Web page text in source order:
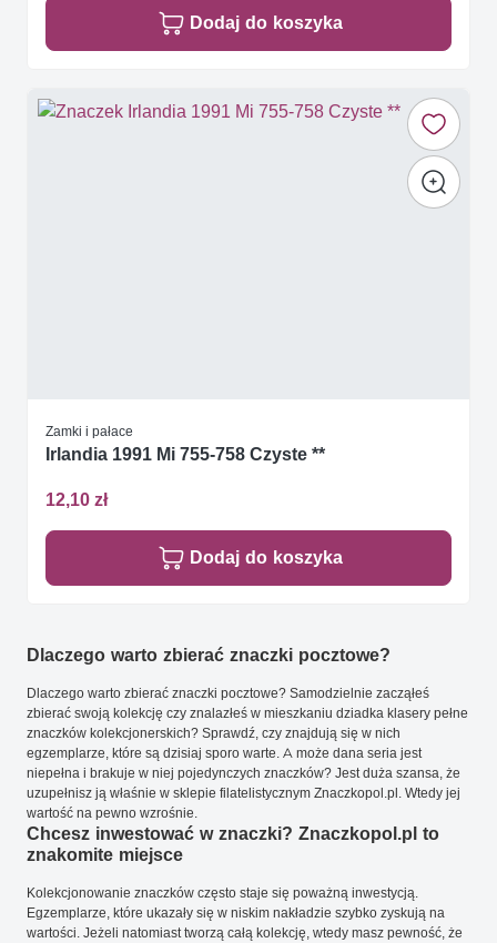
Dodaj do koszyka
Zamki i pałace
Irlandia 1991 Mi 755-758 Czyste **
12,10 zł
Dodaj do koszyka
Dlaczego warto zbierać znaczki pocztowe?
Dlaczego warto zbierać znaczki pocztowe? Samodzielnie zacząłeś
zbierać swoją kolekcję czy znalazłeś w mieszkaniu dziadka klasery pełne
znaczków kolekcjonerskich? Sprawdź, czy znajdują się w nich
egzemplarze, które są dzisiaj sporo warte. A może dana seria jest
niepełna i brakuje w niej pojedynczych znaczków? Jest duża szansa, że
uzupełnisz ją właśnie w sklepie filatelistycznym Znaczkopol.pl. Wtedy jej
wartość na pewno wzrośnie.
Chcesz inwestować w znaczki? Znaczkopol.pl to
znakomite miejsce
Kolekcjonowanie znaczków często staje się poważną inwestycją.
Egzemplarze, które ukazały się w niskim nakładzie szybko zyskują na
wartości. Jeżeli natomiast tworzą całą kolekcję, wtedy masz pewność, że